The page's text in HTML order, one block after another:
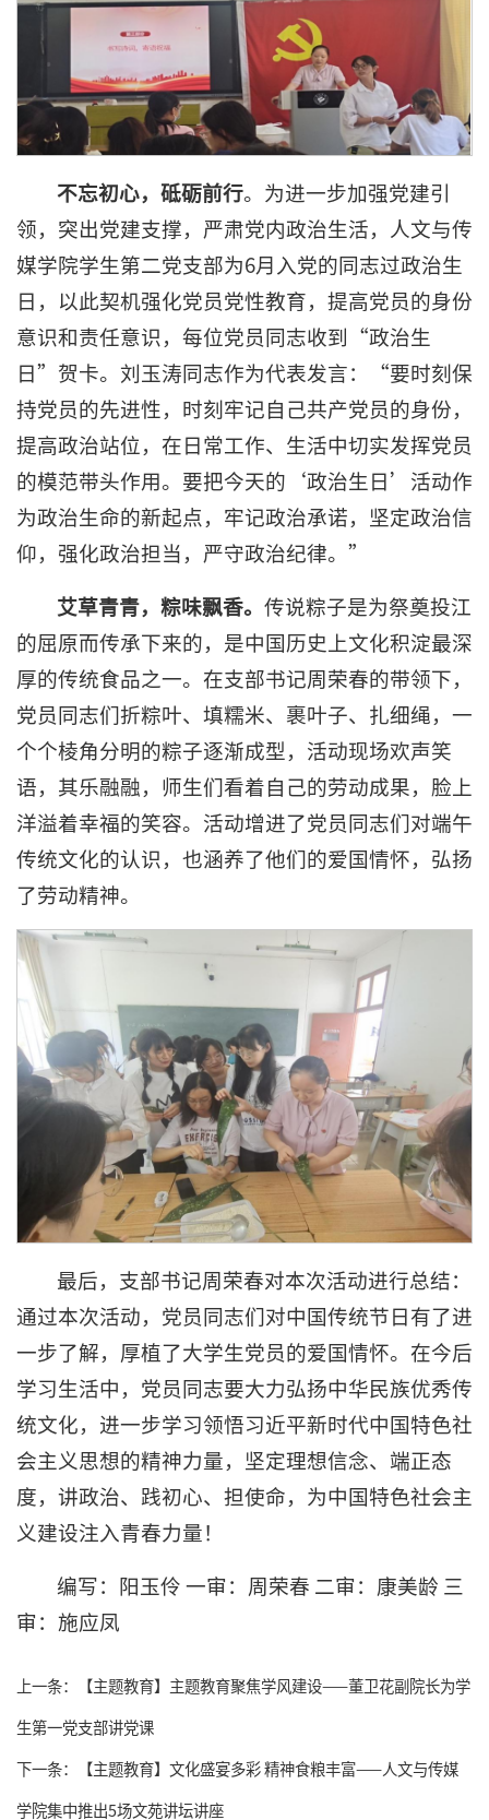
不忘初心，砥砺前行。为进一步加强党建引
领，突出党建支撑，严肃党内政治生活，人文与传
媒学院学生第二党支部为6月入党的同志过政治生
日，以此契机强化党员党性教育，提高党员的身份
意识和责任意识，每位党员同志收到“政治生
日”贺卡。刘玉涛同志作为代表发言：“要时刻保
持党员的先进性，时刻牢记自己共产党员的身份，
提高政治站位，在日常工作、生活中切实发挥党员
的模范带头作用。要把今天的‘政治生日’活动作
为政治生命的新起点，牢记政治承诺，坚定政治信
仰，强化政治担当，严守政治纪律。”
艾草青青，粽味飘香。传说粽子是为祭奠投江
的屈原而传承下来的，是中国历史上文化积淀最深
厚的传统食品之一。在支部书记周荣春的带领下，
党员同志们折粽叶、填糯米、裹叶子、扎细绳，一
个个棱角分明的粽子逐渐成型，活动现场欢声笑
语，其乐融融，师生们看着自己的劳动成果，脸上
洋溢着幸福的笑容。活动增进了党员同志们对端午
传统文化的认识，也涵养了他们的爱国情怀，弘扬
了劳动精神。
最后，支部书记周荣春对本次活动进行总结：
通过本次活动，党员同志们对中国传统节日有了进
一步了解，厚植了大学生党员的爱国情怀。在今后
学习生活中，党员同志要大力弘扬中华民族优秀传
统文化，进一步学习领悟习近平新时代中国特色社
会主义思想的精神力量，坚定理想信念、端正态
度，讲政治、践初心、担使命，为中国特色社会主
义建设注入青春力量！
编写：阳玉伶 一审：周荣春 二审：康美龄 三
审：施应凤
上一条：
【主题教育】主题教育聚焦学风建设——董卫花副院长为学
生第一党支部讲党课
下一条：
【主题教育】文化盛宴多彩 精神食粮丰富——人文与传媒
学院集中推出5场文苑讲坛讲座